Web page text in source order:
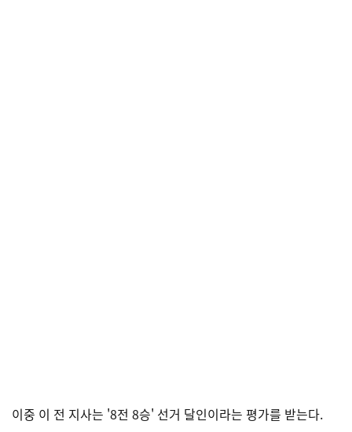
이중 이 전 지사는 '8전 8승' 선거 달인이라는 평가를 받는다.